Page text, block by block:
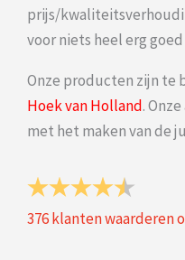
prijs/
voor niets heel erg
Onze producten zijn te
Hoek van Holland.
met het maken van de
376klanten waarderen